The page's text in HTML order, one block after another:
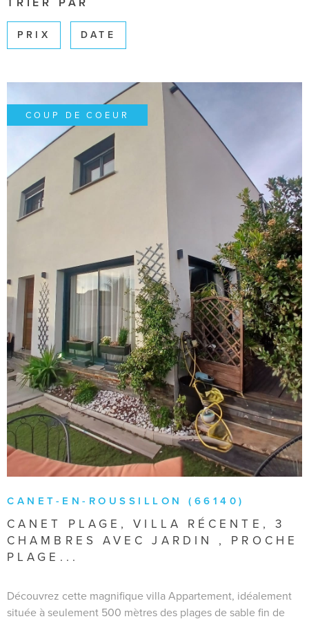
PRIX DATE
CANET-EN-ROUSSILLON (66140)
CANET PLAGE, VILLA RÉCENTE, 3
CHAMBRES AVEC JARDIN , PROCHE
PLAGE...
Découvrez cette magnifique villa Appartement, idéalement
située à seulement 500 mètres des plages de sable fin de
COUP DE COEUR
VOIR LE BIEN
RÉFÉRENCE
CRITÈRES SUPPLÉMENTAIRES
Parking
RECHERCHER